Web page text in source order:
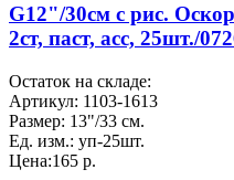
G12"/30см с рис.
2ст, паст, асс, 25шт./
Остаток на складе:
Артикул: 1103-1613
Размер: 13"/33 см.
Ед. изм.: уп-25шт.
Цена:165 р.